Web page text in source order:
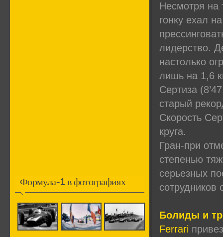
Формула-1 в фотографиях
Несмотря на
гонку ехал
лидерство.
настолько
лишь на 1,6
Сертиза
старый
Скорость
круга.
Гран-при
степенью
серьезных
Болиды и
Ferrari